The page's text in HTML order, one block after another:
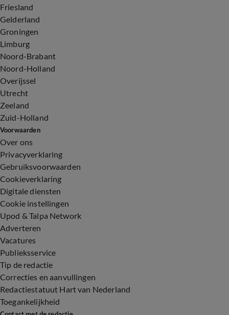
Friesland
Gelderland
Groningen
Limburg
Noord-Brabant
Noord-Holland
Overijssel
Utrecht
Zeeland
Zuid-Holland
Voorwaarden
Over ons
Privacyverklaring
Gebruiksvoorwaarden
Cookieverklaring
Digitale diensten
Cookie instellingen
Upod & Talpa Network
Adverteren
Vacatures
Publieksservice
Tip de redactie
Correcties en aanvullingen
Redactiestatuut Hart van Nederland
Toegankelijkheid